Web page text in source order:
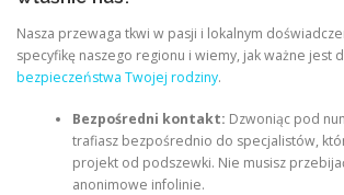
Nasza przewaga tkwi w pasji i lokalnym
specyfikę naszego regionu i wiemy, jak ważne jest
bezpieczeństwa Twojej rodziny.
Bezpośredni kontakt: Dzwoniąc pod
trafiasz bezpośrednio do specjalistów,
projekt od podszewki. Nie musisz
anonimowe infolinie.